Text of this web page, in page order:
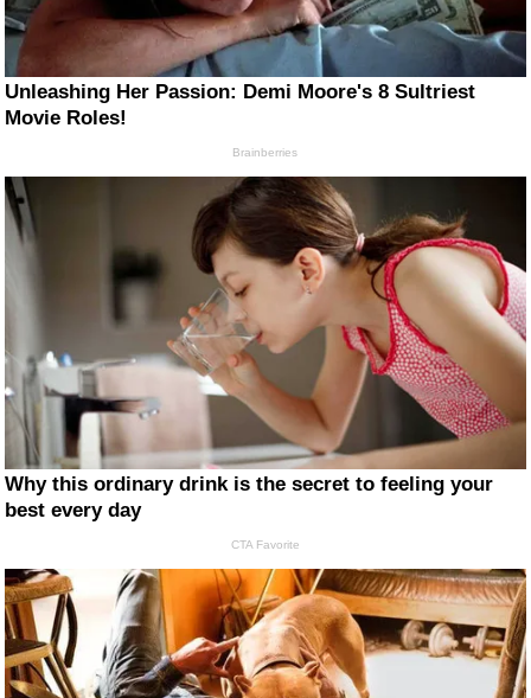
Unleashing Her Passion: Demi Moore's 8 Sultriest
Movie Roles!
Brainberries
Why this ordinary drink is the secret to feeling your
best every day
CTA Favorite